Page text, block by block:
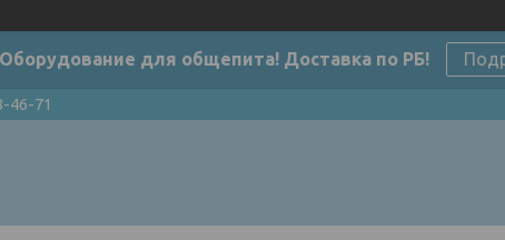
Оборудование для общепита! Доставка по РБ!
46-71